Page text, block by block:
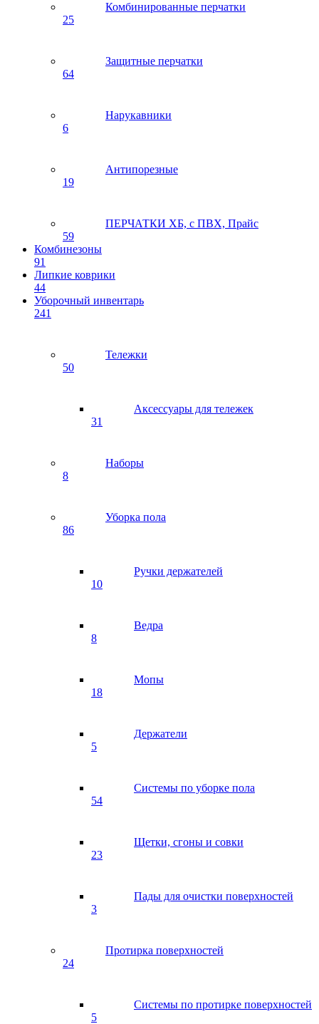
Комбинированные перчатки
25
Защитные перчатки
64
Нарукавники
6
Антипорезные
19
ПЕРЧАТКИ ХБ, с ПВХ, Прайс
59
Комбинезоны
91
Липкие коврики
44
Уборочный инвентарь
241
Тележки
50
Аксессуары для тележек
31
Наборы
8
Уборка пола
86
Ручки держателей
10
Ведра
8
Мопы
18
Держатели
5
Системы по уборке пола
54
Щетки, сгоны и совки
23
Пады для очистки поверхностей
3
Протирка поверхностей
24
Системы по протирке поверхностей
5